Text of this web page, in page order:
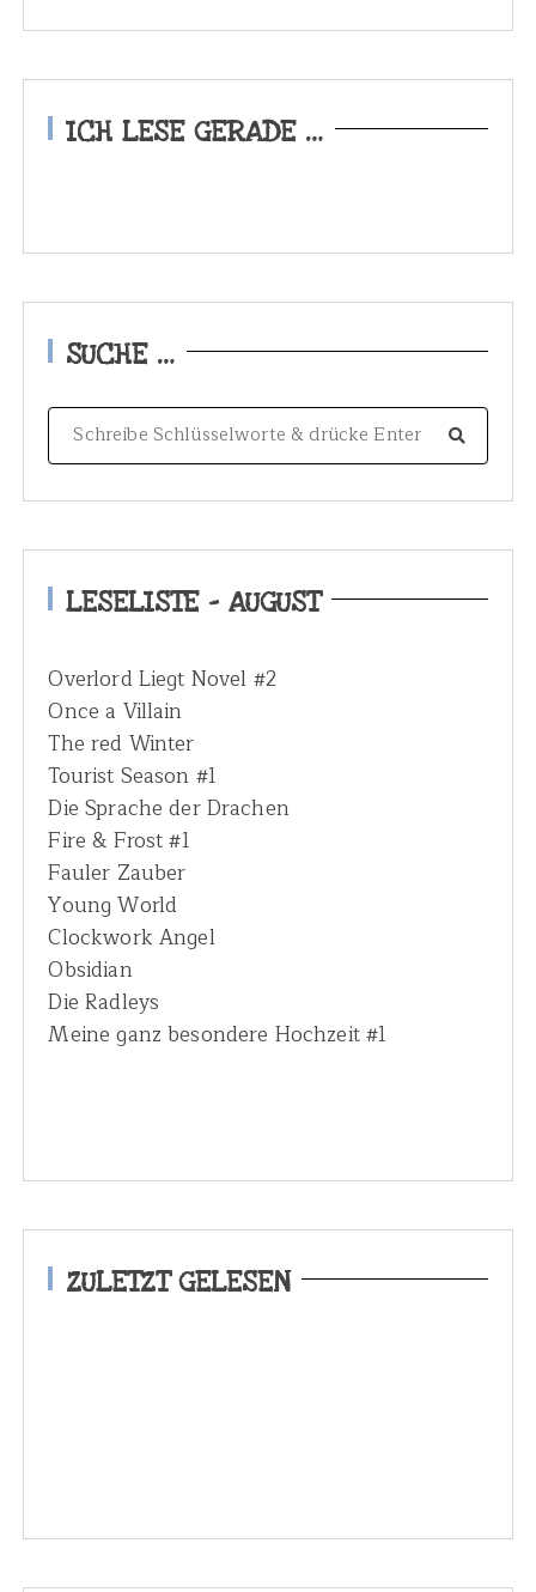
ICH LESE GERADE …
SUCHE …
S
e
c
h
f
r
:
LESELISTE – AUGUST
Overlord Liegt Novel #2
Once a Villain
The red Winter
Tourist Season #1
Die Sprache der Drachen
Fire & Frost #1
Fauler Zauber
Young World
Clockwork Angel
Obsidian
Die Radleys
Meine ganz besondere Hochzeit #1
ZULETZT GELESEN